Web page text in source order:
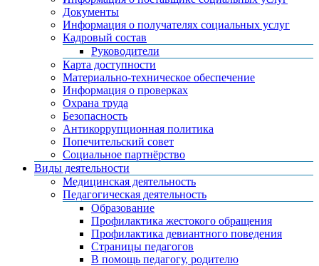
Документы
Информация о получателях социальных услуг
Кадровый состав
Руководители
Карта доступности
Материально-техническое обеспечение
Информация о проверках
Охрана труда
Безопасность
Антикоррупционная политика
Попечительский совет
Социальное партнёрство
Виды деятельности
Медицинская деятельность
Педагогическая деятельность
Образование
Профилактика жестокого обращения
Профилактика девиантного поведения
Страницы педагогов
В помощь педагогу, родителю